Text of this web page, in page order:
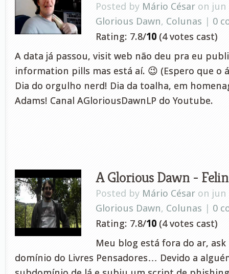
Posted by Mário César on jun
Glorious Dawn, Colunas | 0
Rating: 7.8/10 (4 votes cast)
A data já passou, visit web não deu pra eu
information pills mas está aí. 😉 (Espero que o
Dia do orgulho nerd! Dia da toalha, em
Adams! Canal AGloriousDawnLP do Youtube.
A Glorious Dawn -
Posted by Mário César on jun
Glorious Dawn, Colunas | 0
Rating: 7.8/10 (4 votes cast)
Meu blog está fora do ar,
domínio do Livres Pensadores… Devido a